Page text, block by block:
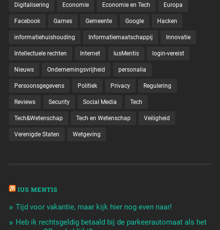
Digitalisering Economie Economie en Tech Europa
Facebook Games Gemeente Google Hacken
informatiehuishouding Informatiemaatschappij Innovatie
Intellectuele rechten Internet IusMentis login-vereist
Nieuws Ondernemingsvrijheid personalia
Persoonsgegevens Politiek Privacy Regulering
Reviews Security Social Media Tech
Tech&Wetenschap Tech en Wetenschap Veiligheid
Verenigde Staten Wetgeving
IUS MENTIS
Tijd voor vakantie, maar kijk hier nog even naar!
Heb ik rechtsgeldig betaald bij de parkeerautomaat als het